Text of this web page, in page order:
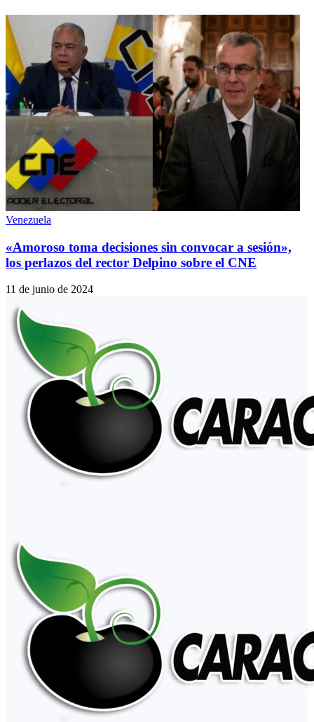
Venezuela
«Amoroso toma decisiones sin convocar a sesión»,
los perlazos del rector Delpino sobre el CNE
11 de junio de 2024